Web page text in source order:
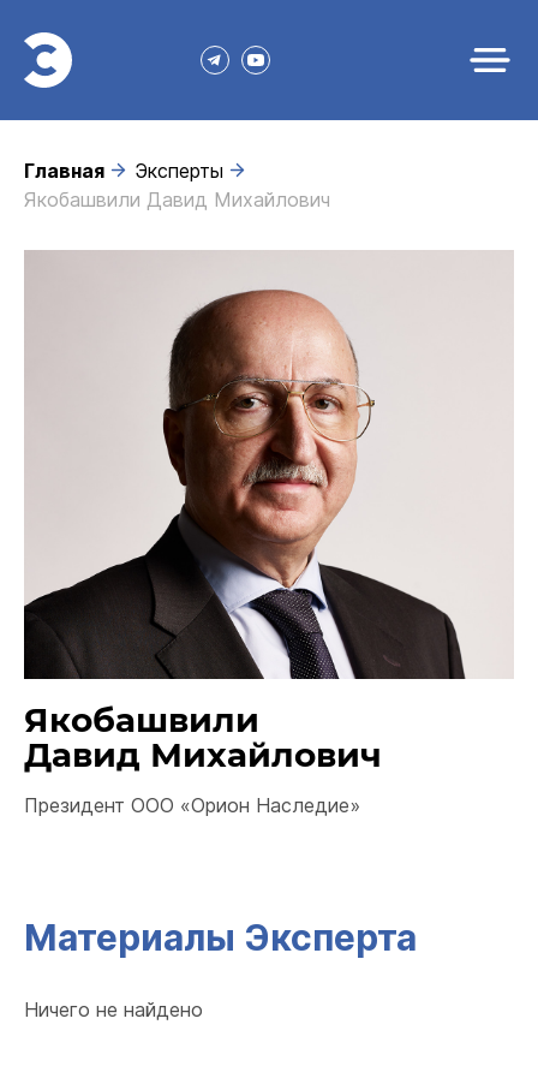
Главная
Эксперты
Якобашвили Давид Михайлович
Якобашвили
Давид Михайлович
Президент ООО «Орион Наследие»
Материалы Эксперта
Ничего не найдено